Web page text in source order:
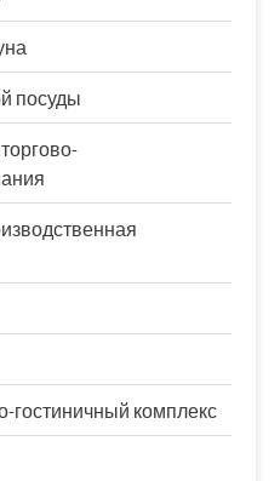
посуды
гостиничный комплекс